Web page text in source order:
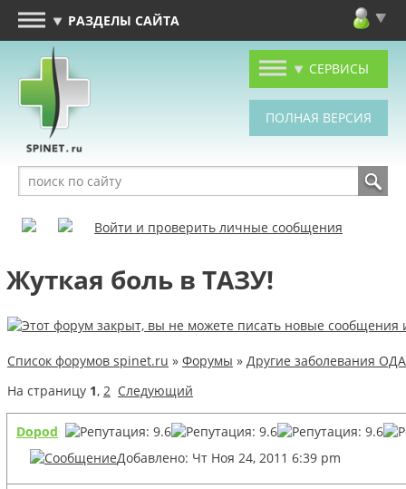
РАЗДЕЛЫ САЙТА
СЕРВИСЫ
Войти и проверить личные сообщения
Жуткая боль в ТАЗУ!
Список форумов spinet.ru » Форумы » Другие заболевания ОДА
На страницу 1, 2 Следующий
Dopod
Добавлено: Чт Ноя 24, 2011 6:39 pm